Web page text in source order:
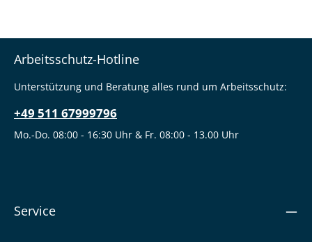
Arbeitsschutz-Hotline
Unterstützung und Beratung alles rund um Arbeitsschutz:
+49 511 67999796
Mo.-Do. 08:00 - 16:30 Uhr & Fr. 08:00 - 13.00 Uhr
Service